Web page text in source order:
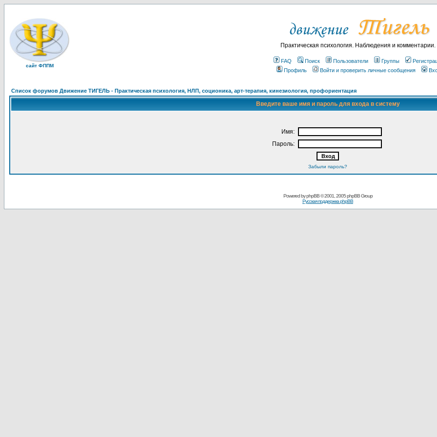
сайт ФППМ
Практическая психология. Наблюдения и комментарии.
FAQ Поиск Пользователи Группы
Профиль
Войти и проверить личные сообщения
Список форумов Движение ТИГЕЛЬ - Практическая психология, НЛП, соционика, арт-терапия, кинезиология, профориентация
Введите ваше имя и пароль для входа в систему
Имя:
Пароль:
Забыли пароль?
Powered byphpBB© 2001, 2005 phpBB Group
Русская поддержка phpBB